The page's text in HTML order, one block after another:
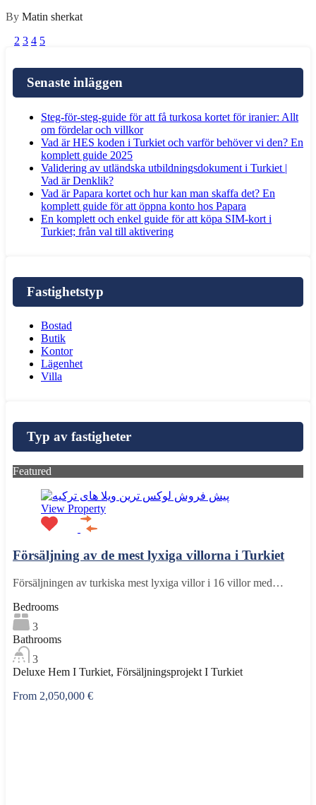
By Matin sherkat
2 3 4 5
Senaste inläggen
Steg-för-steg-guide för att få turkosa kortet för iranier: Allt
om fördelar och villkor
Vad är HES koden i Turkiet och varför behöver vi den? En
komplett guide 2025
Validering av utländska utbildningsdokument i Turkiet |
Vad är Denklik?
Vad är Papara kortet och hur kan man skaffa det? En
komplett guide för att öppna konto hos Papara
En komplett och enkel guide för att köpa SIM-kort i
Turkiet; från val till aktivering
Fastighetstyp
Bostad
Butik
Kontor
Lägenhet
Villa
Typ av fastigheter
Featured
View Property
Försäljning av de mest lyxiga villorna i Turkiet
Försäljningen av turkiska mest lyxiga villor i 16 villor med…
Bedrooms
3
Bathrooms
3
Deluxe Hem I Turkiet, Försäljningsprojekt I Turkiet
From 2,050,000 €